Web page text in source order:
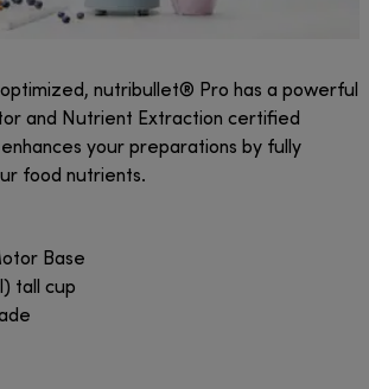
nutribullet® Pro has a powerful
and Nutrient Extraction certified
enhances your preparations by fully
food nutrients.
Base
tall cup